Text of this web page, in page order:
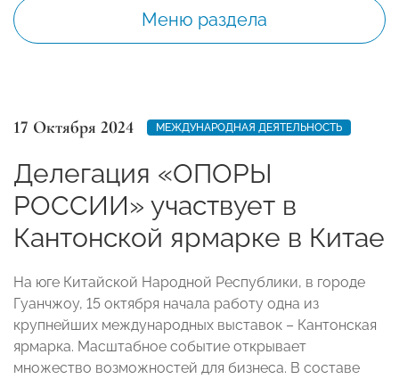
Меню раздела
17 Октября 2024 МЕЖДУНАРОДНАЯ ДЕЯТЕЛЬНОСТЬ
Делегация «ОПОРЫ
РОССИИ» участвует в
Кантонской ярмарке в Китае
На юге Китайской Народной Республики, в городе
Гуанчжоу, 15 октября начала работу одна из
крупнейших международных выставок – Кантонская
ярмарка. Масштабное событие открывает
множество возможностей для бизнеса. В составе